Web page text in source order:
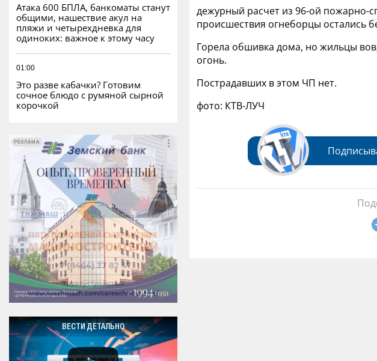
Атака 600 БПЛА, банкоматы станут
общими, нашествие акул на
пляжи и четырехдневка для
одиноких: важное к этому часу
01:00
Это разве кабачки? Готовим
сочное блюдо с румяной сырной
корочкой
РЕКЛАМА
РЕКЛАМА
ВЕСТИ ДЕТАЛЬНО
дежурный расчет из 96-ой пожарно-
происшествия огнеборцы остались
Горела обшивка дома, но жильцы
огонь.
Пострадавших в этом ЧП нет.
фото: КТВ-ЛУЧ